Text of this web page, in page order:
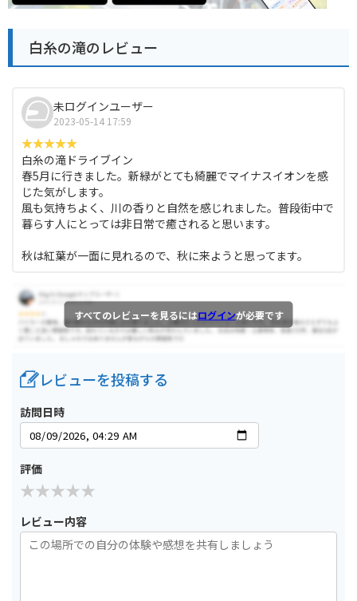
白糸の滝のレビュー
未ログインユーザー
2023-05-14 17:59
白糸の滝ドライブイン
春5月に行きました。新緑がとても綺麗でマイナスイオンを感
じた気がします。
風も気持ちよく、川の香りと自然を感じれました。普段街中で
暮らす人にとっては非日常で癒されると思います。
秋は紅葉が一面に見れるので、秋に来ようと思ってます。
すべてのレビューを見るにはログインが必要です
レビューを投稿する
訪問日時
評価
レビュー内容